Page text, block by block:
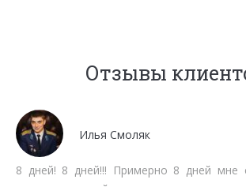
Отзывы
Илья Смоляк
8 дней! 8 дней!!! Примерно 8 дней мне